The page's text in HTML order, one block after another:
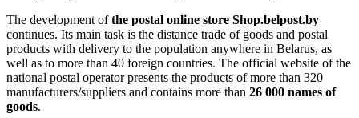
The development ofthe postal online store Shop.belpost.by
continues. Its main task is the distance trade of goods and postal
products with delivery to the population anywhere in Belarus, as
well as to more than 40 foreign countries. The official website of the
national postal operator presents the products of more than 320
manufacturers/suppliers and contains more than 26 000 names of
goods.